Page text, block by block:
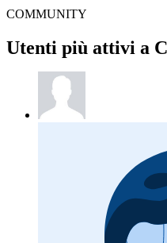
COMMUNITY
Utenti più attivi a